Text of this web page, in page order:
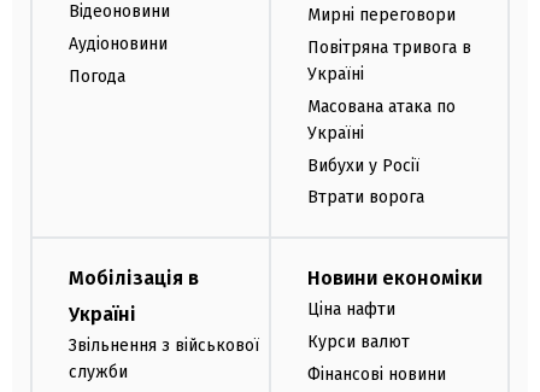
Відеоновини
Аудіоновини
Погода
Мирні переговори
Повітряна тривога в
Україні
Масована атака по
Україні
Вибухи у Росії
Втрати ворога
Мобілізація в
Україні
Звільнення з військової
служби
Новини економіки
Ціна нафти
Курси валют
Фінансові новини